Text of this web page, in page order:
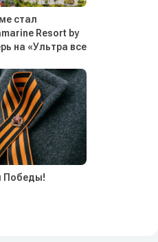
стал
Resort by
на «Ультра все
Победы!